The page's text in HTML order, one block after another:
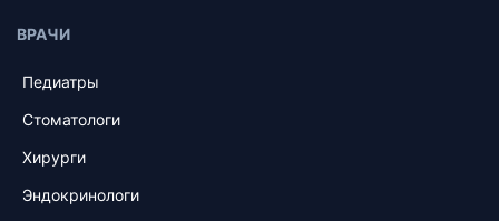
ВРАЧИ
Педиатры
Стоматологи
Хирурги
Эндокринологи